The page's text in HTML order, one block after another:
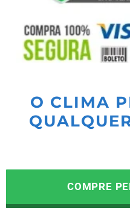
O CLIMA
COMPRE